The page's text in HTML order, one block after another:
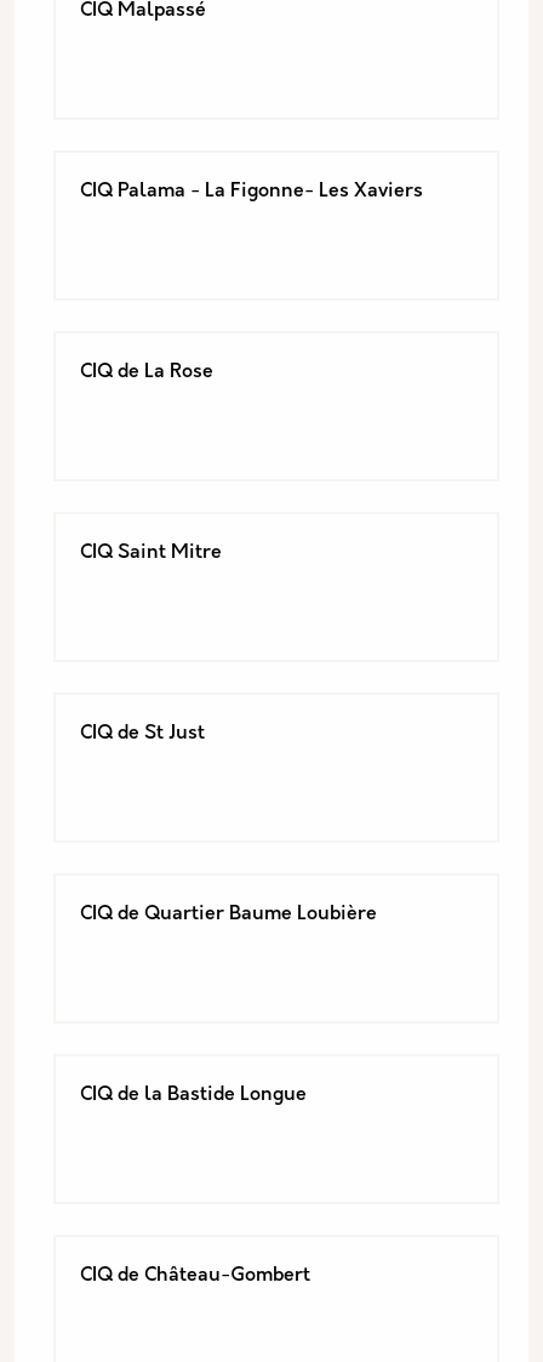
CIQ Malpassé
CIQ Palama - La Figonne- Les Xaviers
CIQ de La Rose
CIQ Saint Mitre
CIQ de St Just
CIQ de Quartier Baume Loubière
CIQ de la Bastide Longue
CIQ de Château-Gombert